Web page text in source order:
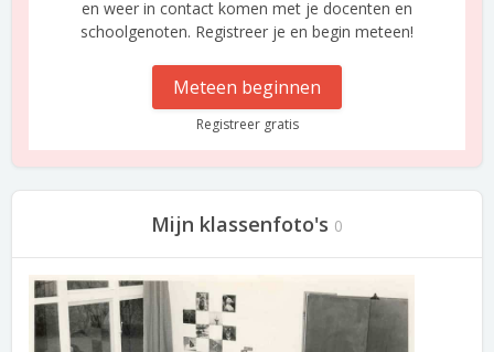
en weer in contact komen met je docenten en
schoolgenoten. Registreer je en begin meteen!
Meteen beginnen
Registreer gratis
Mijn klassenfoto's 0